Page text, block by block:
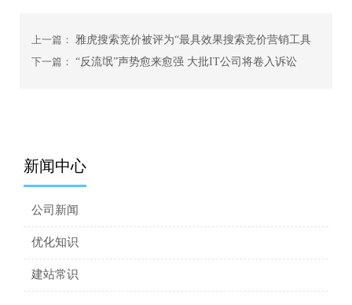
上一篇： 雅虎搜索竞价被评为“最具效果搜索竞价营销工具
下一篇： “反流氓”声势愈来愈强 大批IT公司将卷入诉讼
新闻中心
公司新闻
优化知识
建站常识